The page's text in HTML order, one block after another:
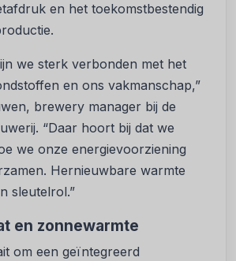
en het toekomstbestendig
we sterk verbonden met het
en ons vakmanschap,”
brewery manager bij de
“Daar hoort bij dat we
we onze energievoorziening
Hernieuwbare warmte
sleutelrol.”
en zonnewarmte
om een geïntegreerd